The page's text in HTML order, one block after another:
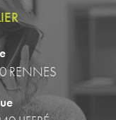
RENNES